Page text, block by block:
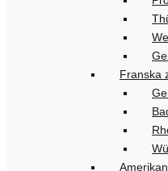
Franska